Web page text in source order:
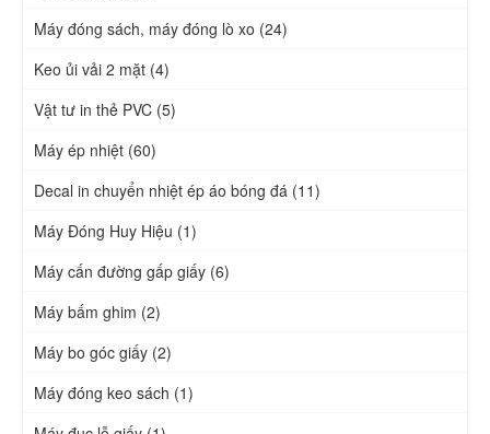
Máy đóng sách, máy đóng lò xo (24)
Keo ủi vải 2 mặt (4)
Vật tư in thẻ PVC (5)
Máy ép nhiệt (60)
Decal in chuyển nhiệt ép áo bóng đá (11)
Máy Đóng Huy Hiệu (1)
Máy cấn đường gấp giấy (6)
Máy bấm ghim (2)
Máy bo góc giấy (2)
Máy đóng keo sách (1)